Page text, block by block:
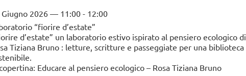
Giugno 2026 — 11:00 - 12:00
“fiorire d’estate”
d’estate” un laboratorio estivo ispirato al pensiero ecologico di
Tiziana Bruno : letture, scritture e passeggiate per una biblioteca
Educare al pensiero ecologico – Rosa Tiziana Bruno